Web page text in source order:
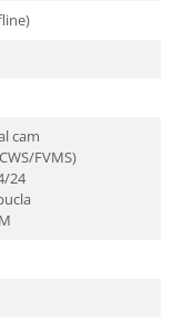
cam
FVMS)
24